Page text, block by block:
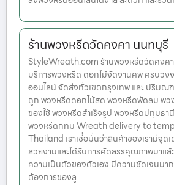
ร้านพวงหรีดวัดคงคา นนทบุรี
StyleWreath.com ร้านพวงหรีดวัดคงค
บริการพวงหรีด ดอกไม้จัดงานศพ ครบวง
ออนไลน์ จัดส่งทั่วเขตกรุงเทพ และ ปริมณ
ถูก พวงหรีดดอกไม้สด พวงหรีดพัดลม พว
ของใช้ พวงหรีดสำเร็จรูป พวงหรีดปทุมธ
พวงหรีดกทม Wreath delivery to
Thailand เราเชื่อมั่นว่าสินค้าของเรามีจุด
สวยงามและได้รับการคัดสรรคุณภาพมาแ
ความเป็นตัวของตัวเอง มีความชัดเจนมา
ต้องการของลู